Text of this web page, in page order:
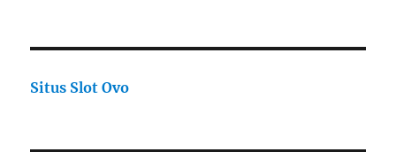
Situs Slot Ovo